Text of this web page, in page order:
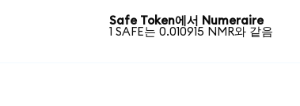
Safe Token에서 Numeraire
1 SAFE는 0.010915 NMR와 같음